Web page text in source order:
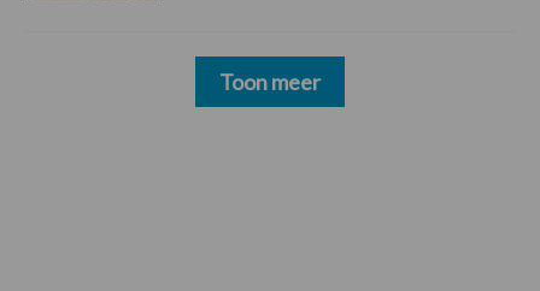
Toon meer